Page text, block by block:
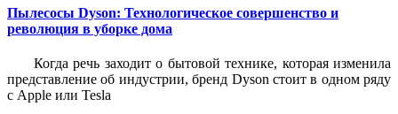
Пылесосы Dyson: Технологическое совершенство и
революция в уборке дома
Когда речь заходит о бытовой технике, которая изменила
представление об индустрии, бренд Dyson стоит в одном ряду
с Apple или Tesla